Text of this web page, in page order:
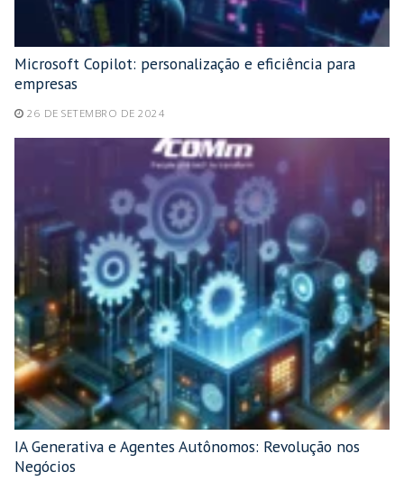
Microsoft Copilot: personalização e eficiência para
empresas
26 DE SETEMBRO DE 2024
IA Generativa e Agentes Autônomos: Revolução nos
Negócios